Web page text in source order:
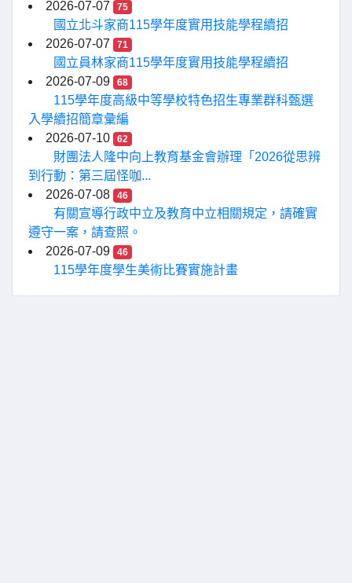
2026-07-07
75
國立北斗家商115學年度實用技能學程續招
2026-07-07
71
國立員林家商115學年度實用技能學程續招
2026-07-09
68
115學年度高級中等學校特色招生專業群科甄選
入學續招簡章彙編
2026-07-10
62
財團法人隆中向上教育基金會辦理「2026從思辨
到行動：第三屆怪咖...
2026-07-08
46
有關宣導行政中立及教育中立相關規定，請確實
遵守一案，請查照。
2026-07-09
46
115學年度學生美術比賽實施計畫